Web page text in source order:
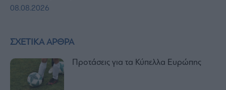
ΣΧΕΤΙΚΑ ΑΡΘΡΑ
Προτάσεις για τα Κύπελλα Ευρώπης
08.08.2026